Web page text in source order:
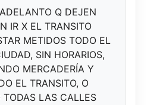
Q DEJEN
IR X EL TRANSITO
METIDOS TODO EL
SIN HORARIOS,
MERCADERÍA Y
EL TRANSITO, O
TODAS LAS CALLES